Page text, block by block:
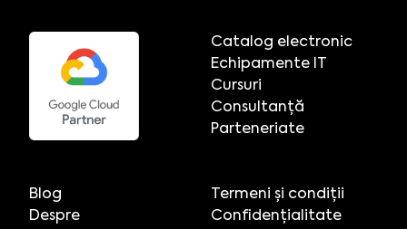
Catalog electronic
Echipamente IT
Cursuri
Consultanță
Parteneriate
Blog
Despre
Termeni și condiții
Confidențialitate